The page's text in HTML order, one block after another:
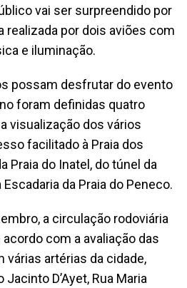
vai ser surpreendido por
realizada por dois aviões com
e iluminação.
possam desfrutar do evento
foram definidas quatro
visualização dos vários
facilitado à Praia dos
Praia do Inatel, do túnel da
da Praia do Peneco.
a circulação rodoviária
com a avaliação das
várias artérias da cidade,
D’Ayet, Rua Maria